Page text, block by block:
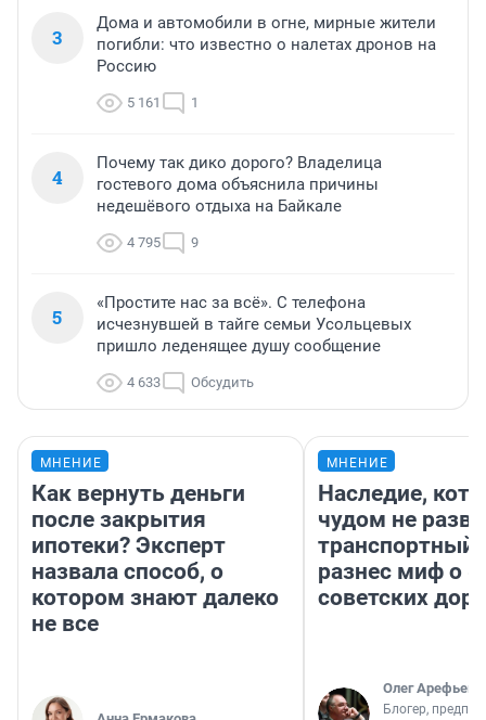
3
Дома и автомобили в огне, мирные жители
погибли: что известно о налетах дронов на
Россию
5 161 1
4
Почему так дико дорого? Владелица
гостевого дома объяснила причины
недешёвого отдыха на Байкале
4 795 9
5
«Простите нас за всё». С телефона
исчезнувшей в тайге семьи Усольцевых
пришло леденящее душу сообщение
4 633 Обсудить
МНЕНИЕ
Как вернуть деньги
после закрытия
ипотеки? Эксперт
назвала способ, о
котором знают далеко
не все
МНЕНИЕ
Наследие,
чудом не
транспортный
разнес миф о
советских
Олег Арефьев
Блогер,